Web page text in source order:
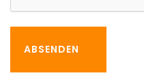
ABSENDEN